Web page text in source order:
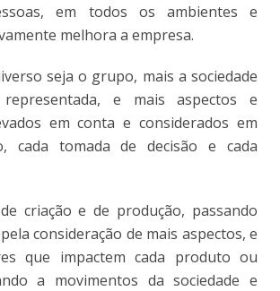
em todos os ambientes e
melhora a empresa.
seja o grupo, mais a sociedade
e mais aspectos e
em conta e considerados em
cada tomada de decisão e cada
criação e de produção, passando
consideração de mais aspectos, e
que impactem cada produto ou
a movimentos da sociedade e